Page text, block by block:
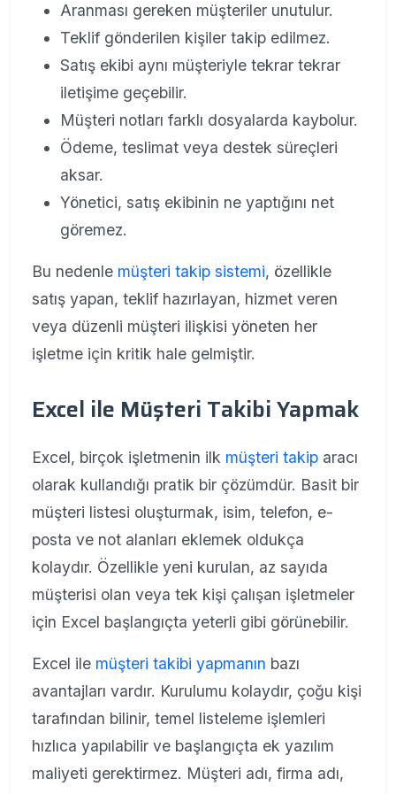
Aranması gereken müşteriler unutulur.
Teklif gönderilen kişiler takip edilmez.
Satış ekibi aynı müşteriyle tekrar tekrar
iletişime geçebilir.
Müşteri notları farklı dosyalarda kaybolur.
Ödeme, teslimat veya destek süreçleri
aksar.
Yönetici, satış ekibinin ne yaptığını net
göremez.
Bu nedenle müşteri takip sistemi, özellikle
satış yapan, teklif hazırlayan, hizmet veren
veya düzenli müşteri ilişkisi yöneten her
işletme için kritik hale gelmiştir.
Excel ile Müşteri Takibi Yapmak
Excel, birçok işletmenin ilk müşteri takip aracı
olarak kullandığı pratik bir çözümdür. Basit bir
müşteri listesi oluşturmak, isim, telefon, e-
posta ve not alanları eklemek oldukça
kolaydır. Özellikle yeni kurulan, az sayıda
müşterisi olan veya tek kişi çalışan işletmeler
için Excel başlangıçta yeterli gibi görünebilir.
Excel ile müşteri takibi yapmanın bazı
avantajları vardır. Kurulumu kolaydır, çoğu kişi
tarafından bilinir, temel listeleme işlemleri
hızlıca yapılabilir ve başlangıçta ek yazılım
maliyeti gerektirmez. Müşteri adı, firma adı,